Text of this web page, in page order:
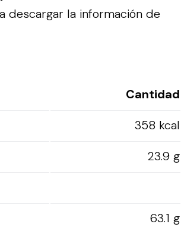
descargar la información de
Cantidad
358 kcal
23.9 g
63.1 g